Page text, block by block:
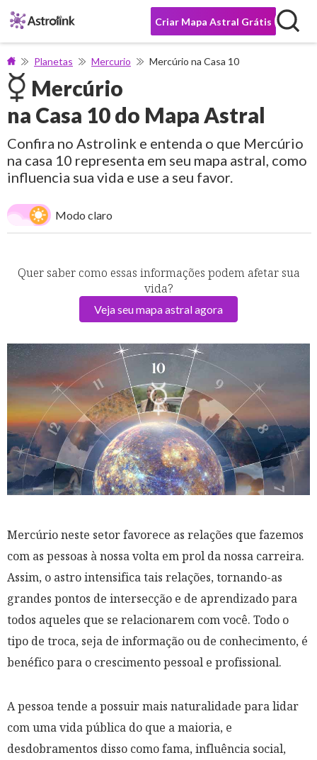
Criar Mapa Astral Grátis
Planetas Mercurio Mercúrio na Casa 10
Mercúrio
na Casa 10 do Mapa Astral
Confira no Astrolink e entenda o que Mercúrio
na casa 10 representa em seu mapa astral, como
influencia sua vida e use a seu favor.
Modo claro
Quer saber como essas informações podem afetar sua
vida?
Veja seu mapa astral agora
Mercúrio neste setor favorece as relações que fazemos
com as pessoas à nossa volta em prol da nossa carreira.
Assim, o astro intensifica tais relações, tornando-as
grandes pontos de intersecção e de aprendizado para
todos aqueles que se relacionarem com você. Todo o
tipo de troca, seja de informação ou de conhecimento, é
benéfico para o crescimento pessoal e profissional.
A pessoa tende a possuir mais naturalidade para lidar
com uma vida pública do que a maioria, e
desdobramentos disso como fama, influência social,